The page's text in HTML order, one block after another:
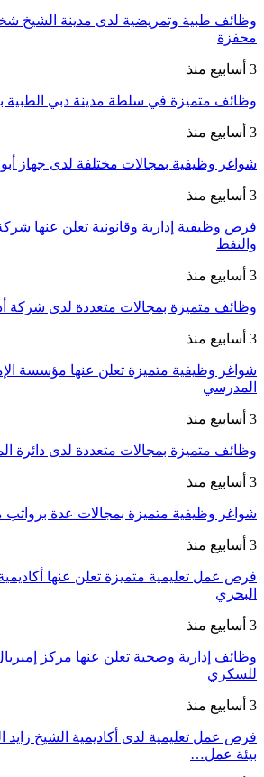
وظائف طبية وتمريضية لدى مدينة الشيخ
محفزة
3 أسابيع منذ
وظائف متميزة في سلطة مدينة دبي الطبية
3 أسابيع منذ
شواغر وظيفية بمجالات مختلفة لدى جهاز
3 أسابيع منذ
فرص وظيفية إدارية وقانونية تعلن عنها
والنفط
3 أسابيع منذ
وظائف متميزة بمجالات متعددة لدى شركة
3 أسابيع منذ
شواغر وظيفية متميزة تعلن عنها مؤسسة
المدرسي
3 أسابيع منذ
وظائف متميزة بمجالات متعددة لدى دائرة
3 أسابيع منذ
شواغر وظيفية متميزة بمجالات عدة
3 أسابيع منذ
فرص عمل تعليمية متميزة تعلن عنها
البحري
3 أسابيع منذ
وظائف إدارية وصحية تعلن عنها مركز
للسكري
3 أسابيع منذ
فرص عمل تعليمية لدى أكاديمية الشيخ
بيئة عمل…